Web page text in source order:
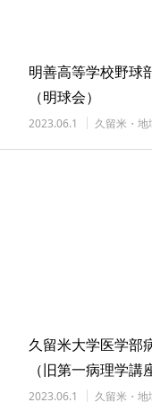
明善高等学校野球
（明球会）
2023.06.1
久留米・
久留米大学医学部
（旧第一病理学講
2023.06.1
久留米・